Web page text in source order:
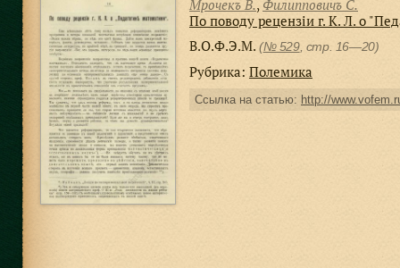
Мрочекъ В., Филипповичъ С.
По поводу рецензiи г. К. Л. о
В.О.Ф.Э.М. (№ 529, стр. 16—20)
Рубрика: Полемика
Ссылка на статью: http://